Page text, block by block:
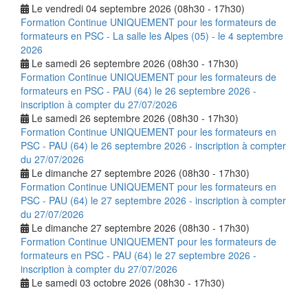
Le vendredi 04 septembre 2026 (08h30 - 17h30)
Formation Continue UNIQUEMENT pour les formateurs de
formateurs en PSC - La salle les Alpes (05) - le 4 septembre
2026
Le samedi 26 septembre 2026 (08h30 - 17h30)
Formation Continue UNIQUEMENT pour les formateurs de
formateurs en PSC - PAU (64) le 26 septembre 2026 -
inscription à compter du 27/07/2026
Le samedi 26 septembre 2026 (08h30 - 17h30)
Formation Continue UNIQUEMENT pour les formateurs en
PSC - PAU (64) le 26 septembre 2026 - inscription à compter
du 27/07/2026
Le dimanche 27 septembre 2026 (08h30 - 17h30)
Formation Continue UNIQUEMENT pour les formateurs en
PSC - PAU (64) le 27 septembre 2026 - inscription à compter
du 27/07/2026
Le dimanche 27 septembre 2026 (08h30 - 17h30)
Formation Continue UNIQUEMENT pour les formateurs de
formateurs en PSC - PAU (64) le 27 septembre 2026 -
inscription à compter du 27/07/2026
Le samedi 03 octobre 2026 (08h30 - 17h30)